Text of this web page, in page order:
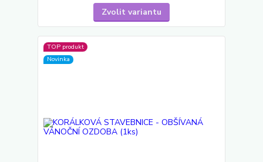
Zvolit variantu
TOP produkt
Novinka